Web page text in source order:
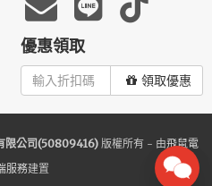
優惠領取
領取優惠
限公司(50809416)版權所有 - 由飛鼠電
服務建置